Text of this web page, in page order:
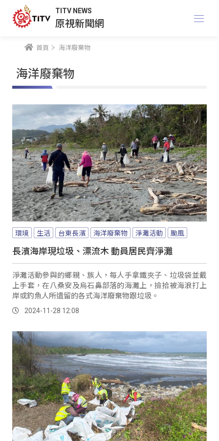
TITV NEWS
原視新聞網
首頁 海洋廢棄物
海洋廢棄物
環境 生活 台東長濱 海洋廢棄物 淨灘活動 颱風
長濱海岸現垃圾、漂流木 動員居民齊淨灘
淨灘活動參與的鄉親、族人，每人手拿鐵夾子、垃圾袋並戴
上手套，在八桑安及烏石鼻部落的海灘上，撿拾被海浪打上
岸或釣魚人所遺留的各式海洋廢棄物跟垃圾。
2024-11-28 12:08